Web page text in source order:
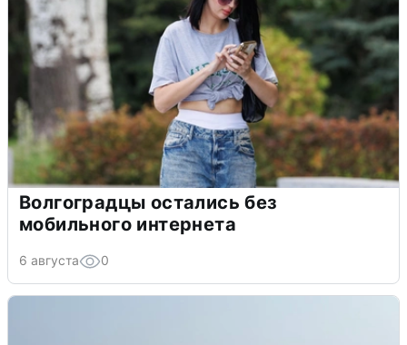
Волгоградцы остались без
мобильного интернета
6 августа 0